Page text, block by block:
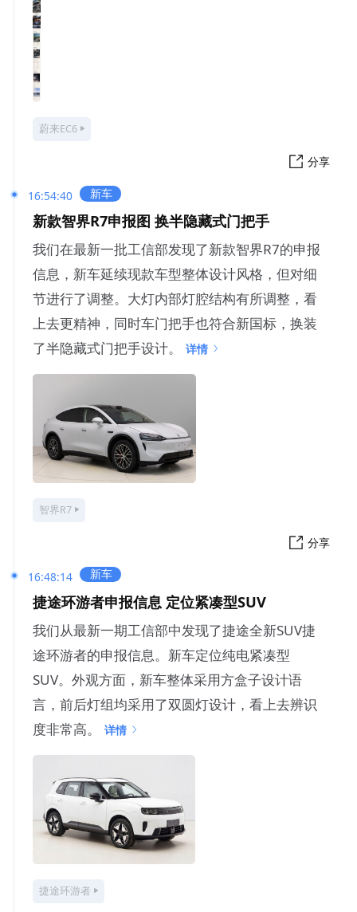
蔚来EC6
分享
16:54:40 新车
新款智界R7申报图 换半隐藏式门把手
我们在最新一批工信部发现了新款智界R7的申报
信息，新车延续现款车型整体设计风格，但对细
节进行了调整。大灯内部灯腔结构有所调整，看
上去更精神，同时车门把手也符合新国标，换装
了半隐藏式门把手设计。
详情
智界R7
分享
16:48:14 新车
捷途环游者申报信息 定位紧凑型SUV
我们从最新一期工信部中发现了捷途全新SUV捷
途环游者的申报信息。新车定位纯电紧凑型
SUV。外观方面，新车整体采用方盒子设计语
言，前后灯组均采用了双圆灯设计，看上去辨识
度非常高。
详情
捷途环游者